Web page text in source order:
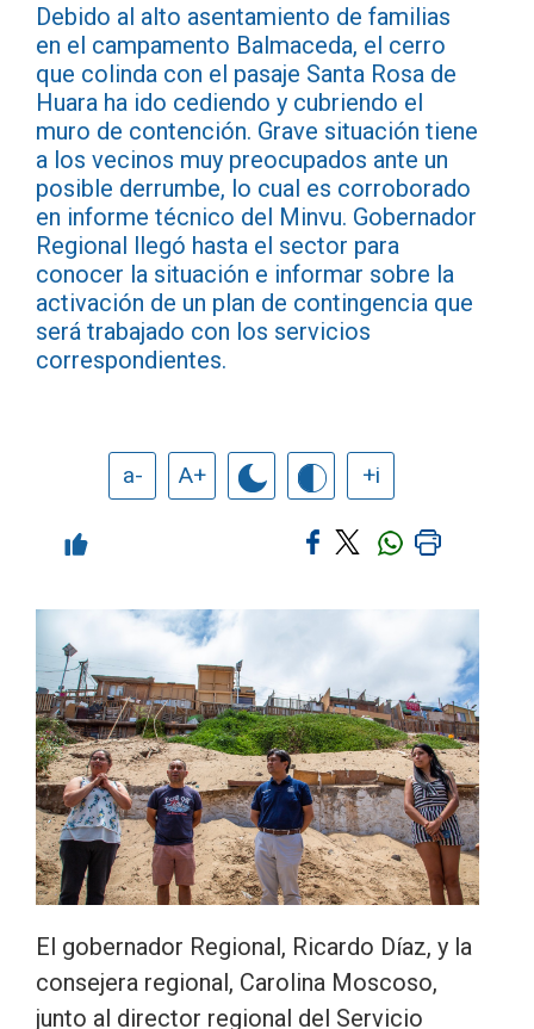
Debido al alto asentamiento de familias
en el campamento Balmaceda, el cerro
que colinda con el pasaje Santa Rosa de
Huara ha ido cediendo y cubriendo el
muro de contención. Grave situación tiene
a los vecinos muy preocupados ante un
posible derrumbe, lo cual es corroborado
en informe técnico del Minvu. Gobernador
Regional llegó hasta el sector para
conocer la situación e informar sobre la
activación de un plan de contingencia que
será trabajado con los servicios
correspondientes.
a- A+ +i
El gobernador Regional, Ricardo Díaz, y la
consejera regional, Carolina Moscoso,
junto al director regional del Servicio